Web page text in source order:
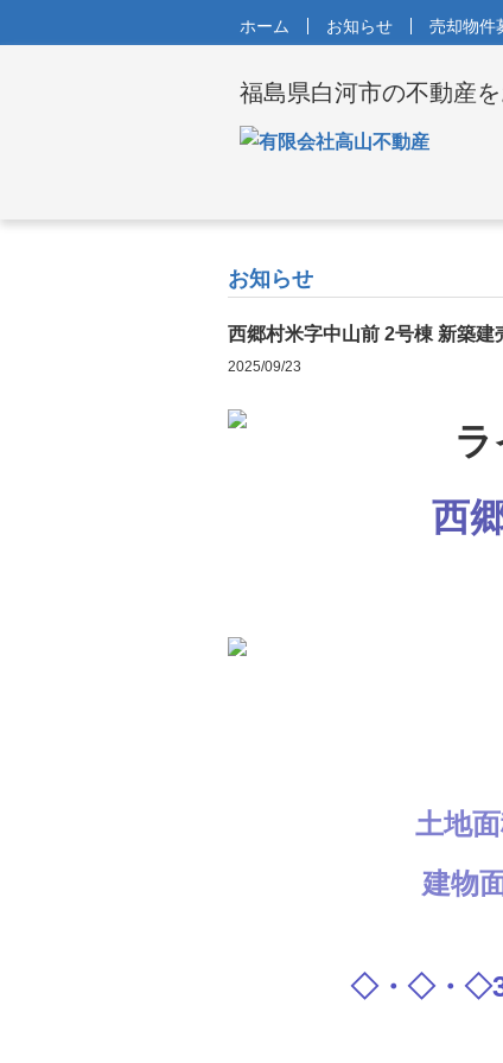
ホーム お知らせ 売却物件
福島県白河市の不動産
お知らせ
西郷村米字中山前 2号棟 新築建
2025/09/23
西
土地
建物
◇・◇・